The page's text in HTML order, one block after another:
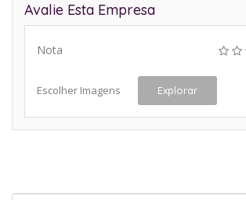
Avalie Esta Empresa
Nota
Escolher Imagens Explorar